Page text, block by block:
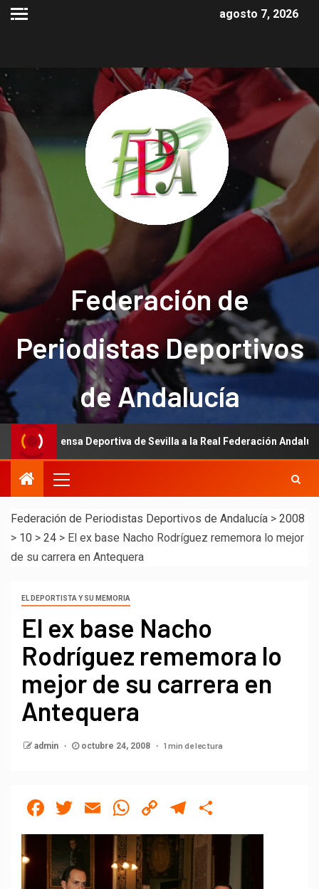
agosto 7, 2026
Federación de
Periodistas Deportivos
de Andalucía
Deportiva de Sevilla a la Real Federación Andaluza de
Federación de Periodistas Deportivos de Andalucía > 2008
> 10 > 24 > El ex base Nacho Rodríguez rememora lo mejor
de su carrera en Antequera
EL DEPORTISTA Y SU MEMORIA
El ex base Nacho
Rodríguez rememora lo
mejor de su carrera en
Antequera
admin octubre 24, 2008 1 min de lectura
Facebook
Twitter
EmailWhatsApp
Copy
Link
Telegram